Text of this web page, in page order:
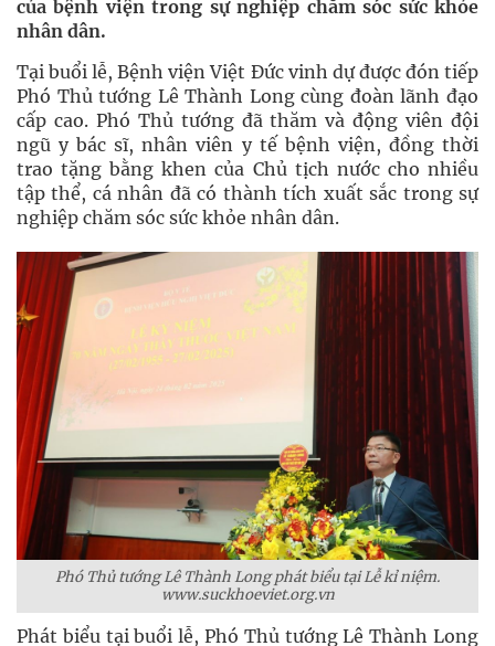
của bệnh viện trong sự nghiệp chăm sóc sức khỏe
nhân dân.
Tại buổi lễ, Bệnh viện Việt Đức vinh dự được đón tiếp
Phó Thủ tướng Lê Thành Long cùng đoàn lãnh đạo
cấp cao. Phó Thủ tướng đã thăm và động viên đội
ngũ y bác sĩ, nhân viên y tế bệnh viện, đồng thời
trao tặng bằng khen của Chủ tịch nước cho nhiều
tập thể, cá nhân đã có thành tích xuất sắc trong sự
nghiệp chăm sóc sức khỏe nhân dân.
Phó Thủ tướng Lê Thành Long phát biểu tại Lễ kỉ niệm.
www.suckhoeviet.org.vn
Phát biểu tại buổi lễ, Phó Thủ tướng Lê Thành Long